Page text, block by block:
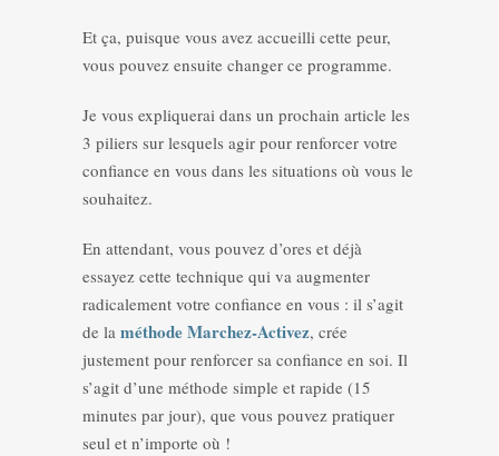
Et ça, puisque vous avez accueilli cette peur,
vous pouvez ensuite changer ce programme.
Je vous expliquerai dans un prochain article les
3 piliers sur lesquels agir pour renforcer votre
confiance en vous dans les situations où vous le
souhaitez.
En attendant, vous pouvez d’ores et déjà
essayez cette technique qui va augmenter
radicalement votre confiance en vous : il s’agit
de la méthode Marchez-Activez, crée
justement pour renforcer sa confiance en soi. Il
s’agit d’une méthode simple et rapide (15
minutes par jour), que vous pouvez pratiquer
seul et n’importe où !